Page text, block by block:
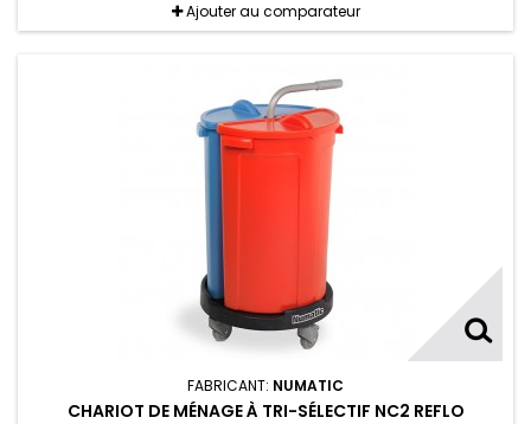
Ajouter au comparateur
FABRICANT: NUMATIC
CHARIOT DE MÉNAGE À TRI-SÉLECTIF NC2 REFLO